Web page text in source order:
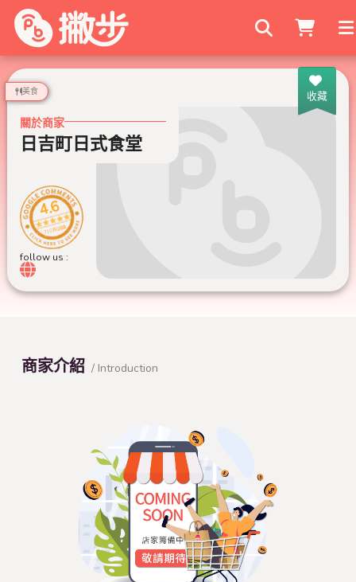
搜尋商家
收藏
美食
關於商家
日吉町日式食堂
4.6
710 則評論
follow us :
商家介紹 / Introduction